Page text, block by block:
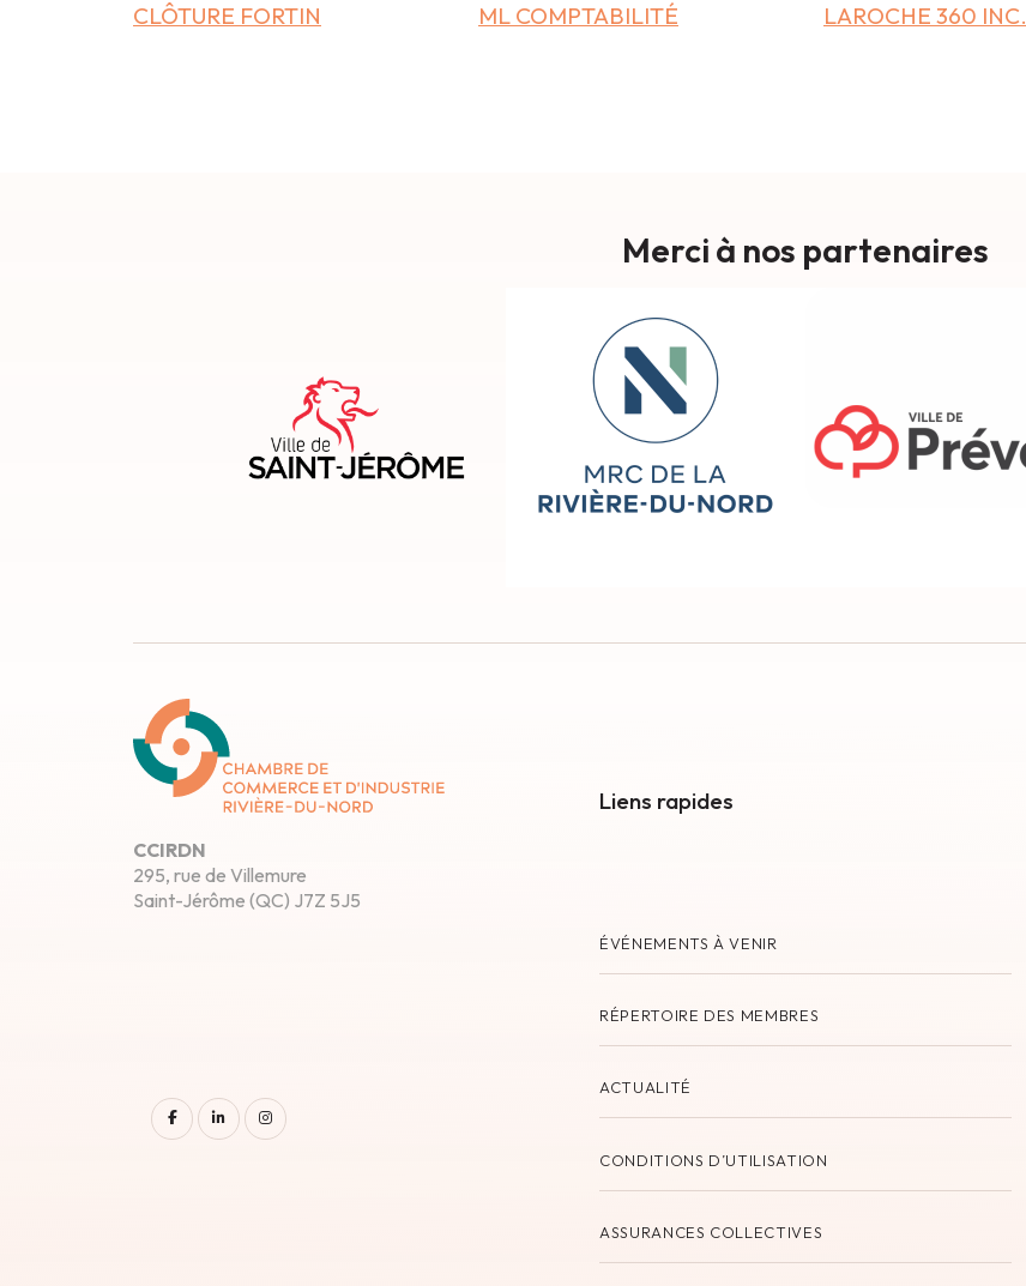
CLÔTURE FORTIN ML COMPTABILITÉ LAROCHE 360 INC.
Merci à nos partenaires
CCIRDN
295, rue de Villemure
Saint-Jérôme (QC) J7Z 5J5
Liens rapides
facebooklinkedininstagram
ÉVÉNEMENTS À VENIR
RÉPERTOIRE DES MEMBRES
ACTUALITÉ
CONDITIONS D’UTILISATION
ASSURANCES COLLECTIVES